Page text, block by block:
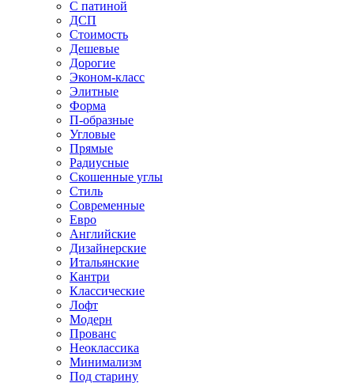
С патиной
ДСП
Стоимость
Дешевые
Дорогие
Эконом-класс
Элитные
Форма
П-образные
Угловые
Прямые
Радиусные
Скошенные углы
Стиль
Современные
Евро
Английские
Дизайнерские
Итальянские
Кантри
Классические
Лофт
Модерн
Прованс
Неоклассика
Минимализм
Под старину